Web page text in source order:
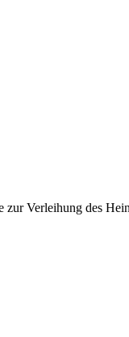
Verleihung des